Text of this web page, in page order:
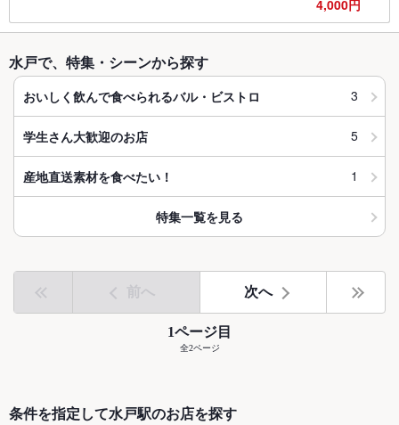
4,000円
水戸で、特集・シーンから探す
おいしく飲んで食べられるバル・ビストロ 3
学生さん大歓迎のお店 5
産地直送素材を食べたい！ 1
特集一覧を見る
前へ 次へ
1ページ目
全2ページ
条件を指定して水戸駅のお店を探す